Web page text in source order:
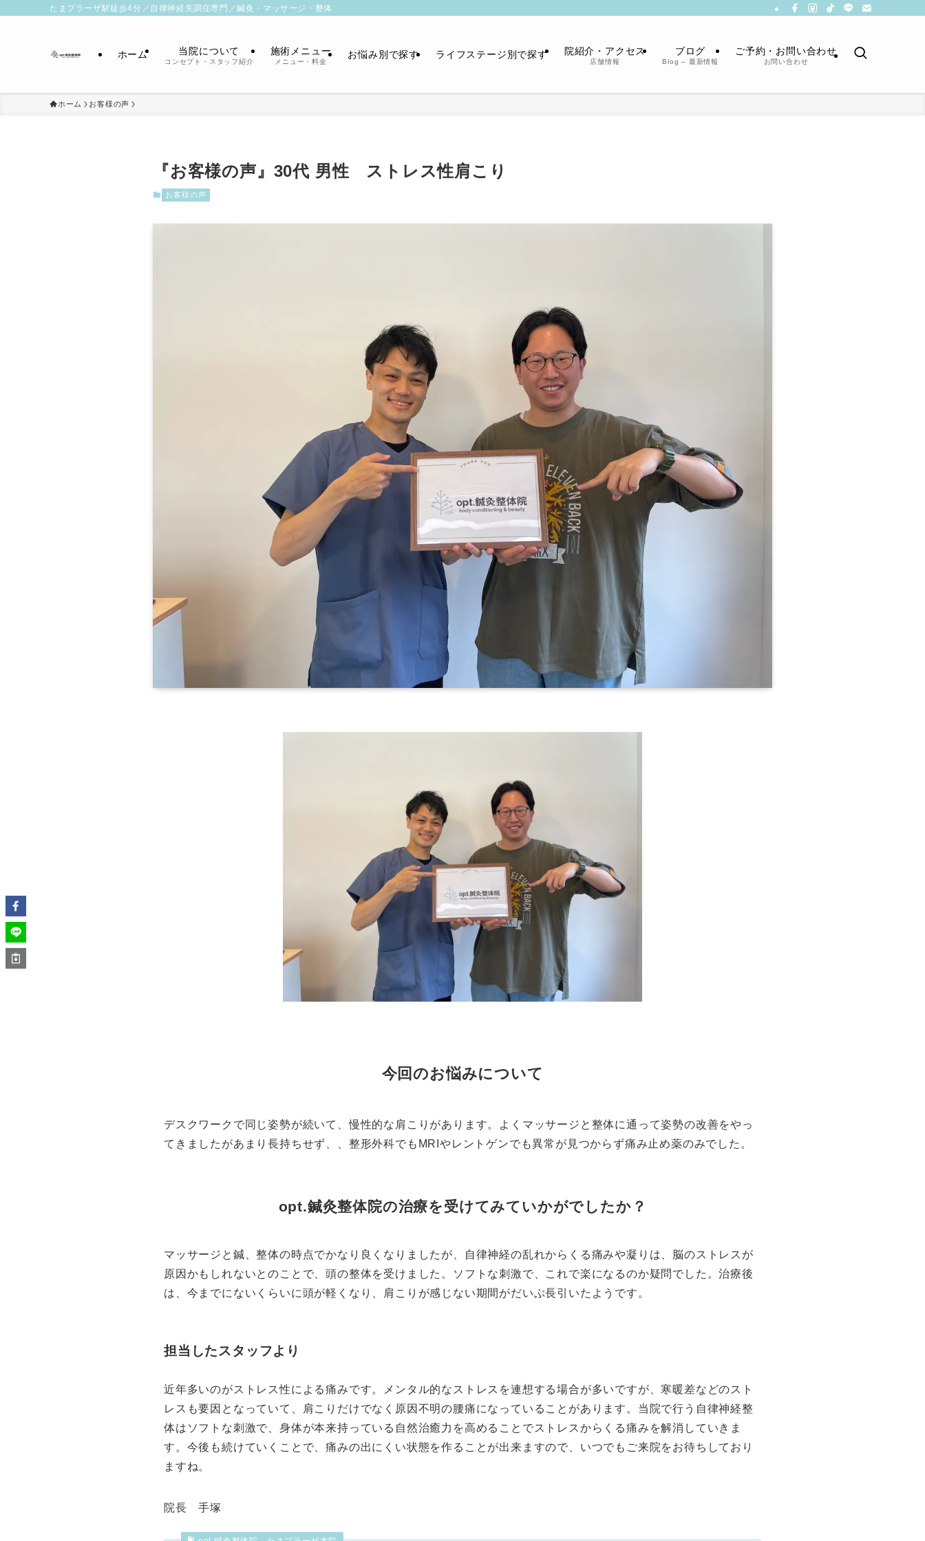
たまプラーザ駅徒歩4分／自律神経失調症専門／鍼灸・マッサージ・整体
ホーム 当院について
コンセプト・スタッフ紹介
施術メニュー
メニュー・料金
お悩み別で探す ライフステージ別で探す 院紹介・アクセス
店舗情報
ブログ
Blog – 最新情報
ご予約・お問い合わせ
お問い合わせ
ホーム お客様の声
『お客様の声』30代 男性 ストレス性肩こり
お客様の声
今回のお悩みについて
デスクワークで同じ姿勢が続いて、慢性的な肩こりがあります。よくマッサージと整体に通って姿勢の改善をやっ
てきましたがあまり長持ちせず、、整形外科でもMRIやレントゲンでも異常が見つからず痛み止め薬のみでした。
opt.鍼灸整体院の治療を受けてみていかがでしたか？
マッサージと鍼、整体の時点でかなり良くなりましたが、自律神経の乱れからくる痛みや凝りは、脳のストレスが
原因かもしれないとのことで、頭の整体を受けました。ソフトな刺激で、これで楽になるのか疑問でした。治療後
は、今までにないくらいに頭が軽くなり、肩こりが感じない期間がだいぶ長引いたようです。
担当したスタッフより
近年多いのがストレス性による痛みです。メンタル的なストレスを連想する場合が多いですが、寒暖差などのスト
レスも要因となっていて、肩こりだけでなく原因不明の腰痛になっていることがあります。当院で行う自律神経整
体はソフトな刺激で、身体が本来持っている自然治癒力を高めることでストレスからくる痛みを解消していきま
す。今後も続けていくことで、痛みの出にくい状態を作ることが出来ますので、いつでもご来院をお待ちしており
ますね。
院長 手塚